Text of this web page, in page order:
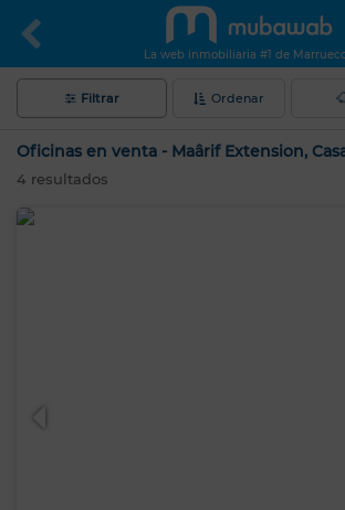
La web inmobiliaria #1 de
Filtrar Ordenar
Oficinas en venta - Maârif Extension,
4 resultados